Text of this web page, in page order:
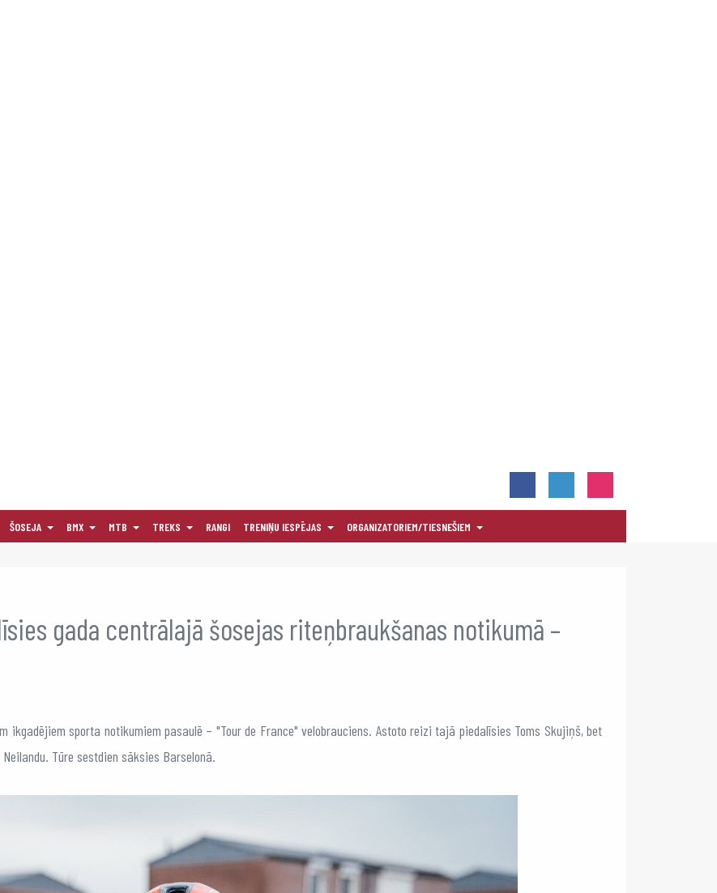
ŠOSEJA BMX MTB TREKS RANGI TRENIŅU IESPĒJAS ORGANIZATORIEM/TIESNEŠIEM
gada centrālajā šosejas riteņbraukšanas notikumā –
ikgadējiem sporta notikumiem pasaulē – "Tour de France" velobrauciens. Astoto reizi tajā piedalīsies Toms Skujiņš, bet
Tūre sestdien sāksies Barselonā.